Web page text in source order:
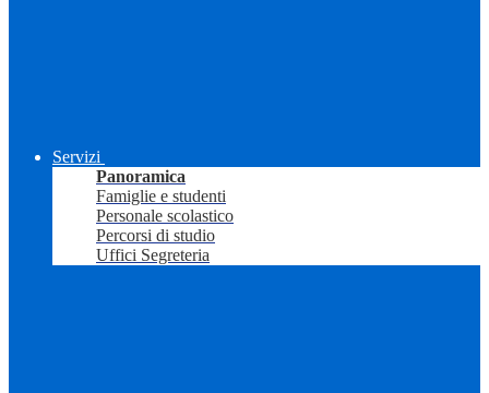
Servizi
Panoramica
Famiglie e studenti
Personale scolastico
Percorsi di studio
Uffici Segreteria